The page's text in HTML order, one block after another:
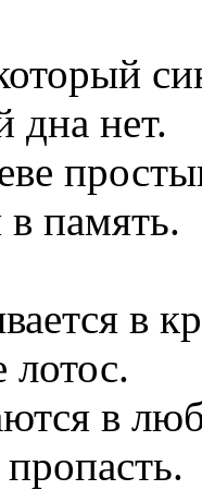
дна нет.
память.
в
лотос.
в